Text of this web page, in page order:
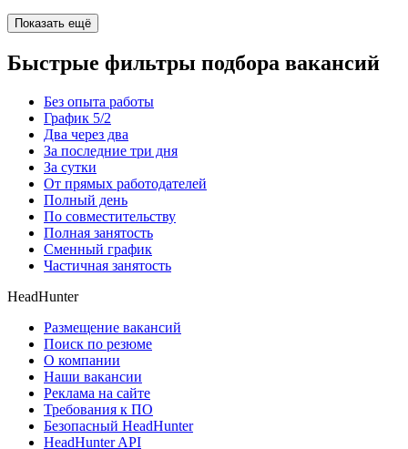
Показать ещё
Быстрые фильтры подбора вакансий
Без опыта работы
График 5/2
Два через два
За последние три дня
За сутки
От прямых работодателей
Полный день
По совместительству
Полная занятость
Сменный график
Частичная занятость
HeadHunter
Размещение вакансий
Поиск по резюме
О компании
Наши вакансии
Реклама на сайте
Требования к ПО
Безопасный HeadHunter
HeadHunter API